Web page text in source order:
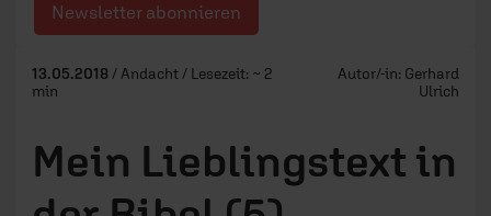
TEAM
Newsletter abonnieren
13.05.2018 / Andacht / Lesezeit: ~ 2
min
Autor/-in: Gerhard
Ulrich
Mein Lieblingstext in